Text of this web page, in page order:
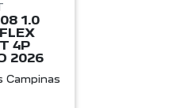
1.0
4P
2026
Campinas